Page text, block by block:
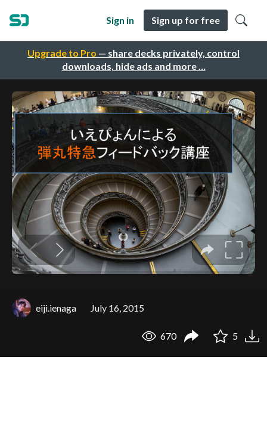
Upgrade to Pro — share decks privately, control
downloads, hide ads and more …
Sign in Sign up for free
eiji.ienaga July 16, 2015
670 5